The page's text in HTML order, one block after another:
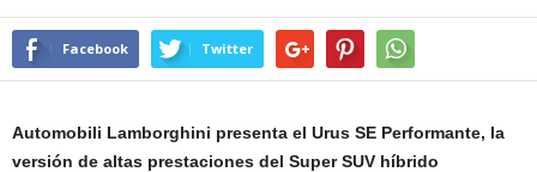
Facebook Twitter
Automobili Lamborghini presenta el Urus SE Performante, la
versión de altas prestaciones del Super SUV híbrido